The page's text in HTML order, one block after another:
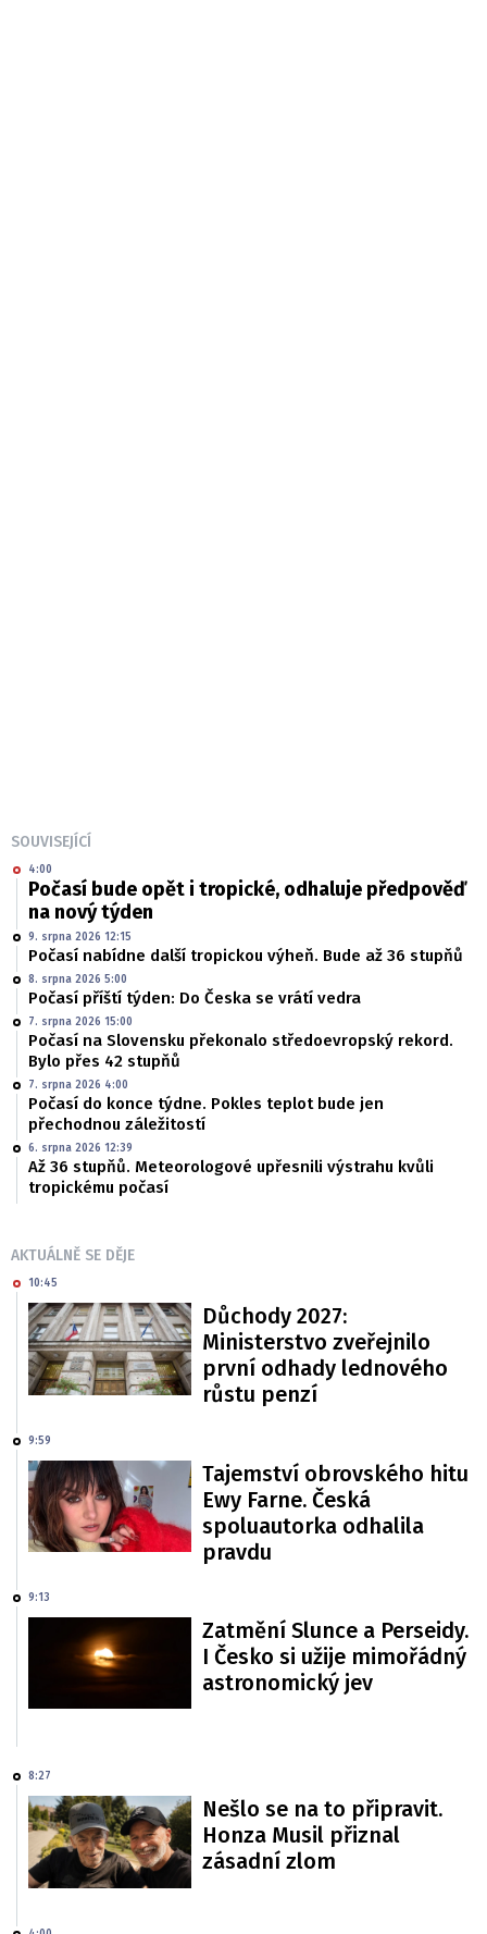
SOUVISEJÍCÍ
4:00
Počasí bude opět i tropické, odhaluje předpověď
na nový týden
9. srpna 2026 12:15
Počasí nabídne další tropickou výheň. Bude až 36 stupňů
8. srpna 2026 5:00
Počasí příští týden: Do Česka se vrátí vedra
7. srpna 2026 15:00
Počasí na Slovensku překonalo středoevropský rekord.
Bylo přes 42 stupňů
7. srpna 2026 4:00
Počasí do konce týdne. Pokles teplot bude jen
přechodnou záležitostí
6. srpna 2026 12:39
Až 36 stupňů. Meteorologové upřesnili výstrahu kvůli
tropickému počasí
AKTUÁLNĚ SE DĚJE
10:45
Důchody 2027:
Ministerstvo zveřejnilo
první odhady lednového
růstu penzí
9:59
Tajemství obrovského hitu
Ewy Farne. Česká
spoluautorka odhalila
pravdu
9:13
Zatmění Slunce a Perseidy.
I Česko si užije mimořádný
astronomický jev
8:27
Nešlo se na to připravit.
Honza Musil přiznal
zásadní zlom